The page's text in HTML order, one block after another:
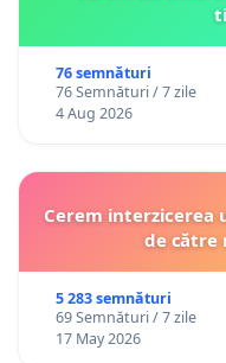
76 semnături
76 Semnături / 7 zile
4 Aug 2026
Cerem
de către
5 283 semnături
69 Semnături / 7 zile
17 May 2026